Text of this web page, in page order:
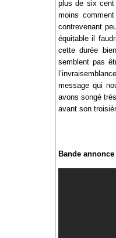
plus de six cent
moins
contrevenant
équitable il
cette durée
semblent pas
message qui
avons songé
avant son
Bande annonce